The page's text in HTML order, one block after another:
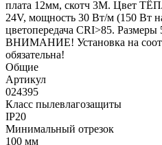
плата 12мм, скотч 3М. Цвет
24V, мощность 30 Вт/м (150 Вт
цветопередача CRI>85.
ВНИМАНИЕ! Установка на
обязательна!
Общие
Артикул
024395
Класс пылевлагозащиты
IP20
Минимальный отрезок
100 мм